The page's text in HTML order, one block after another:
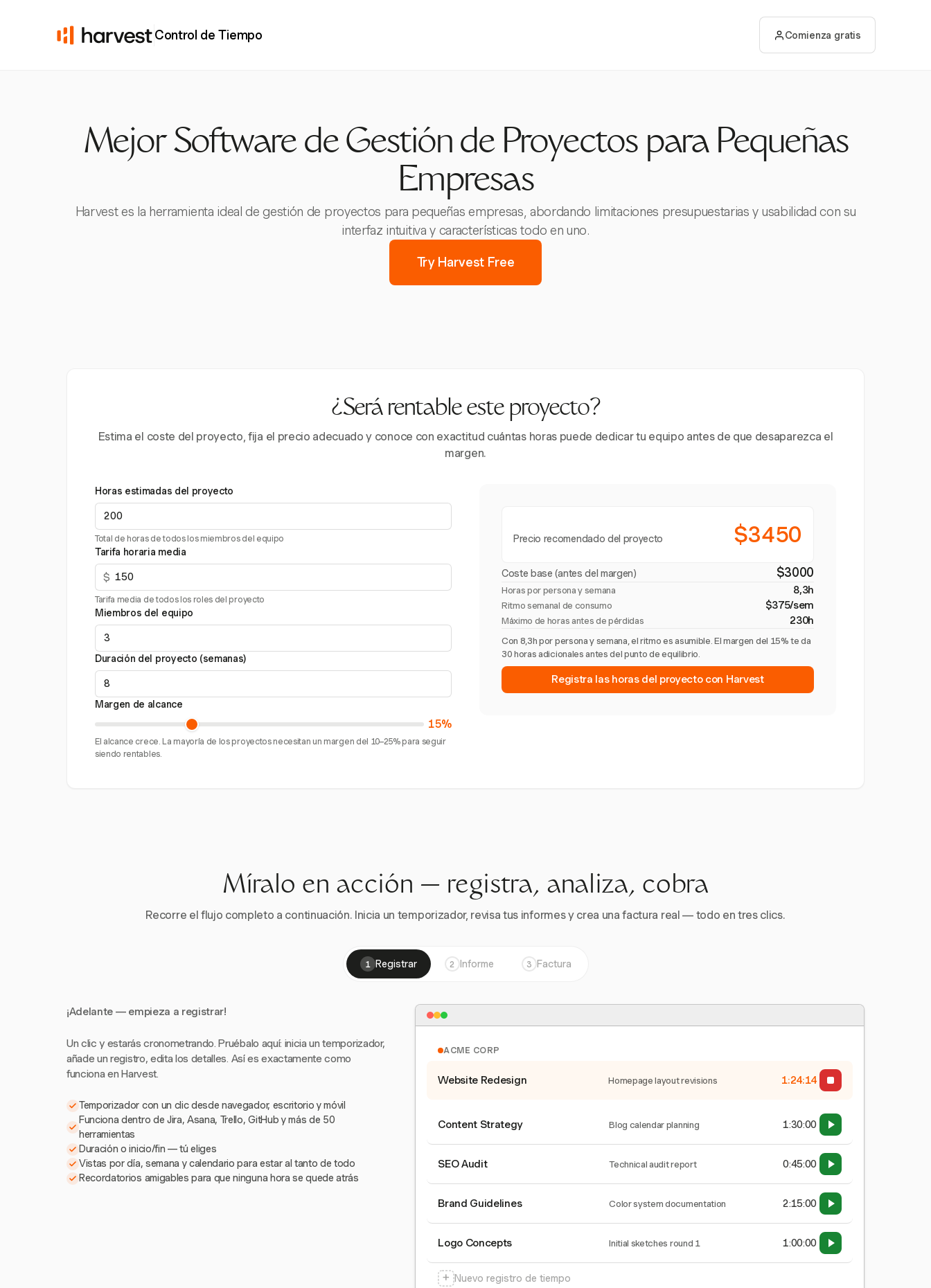
Control de Tiempo Comienza gratis
Mejor Software de Gestión de Proyectos para Pequeñas
Empresas
Harvest es la herramienta ideal de gestión de proyectos para pequeñas empresas, abordando limitaciones presupuestarias y usabilidad con su
interfaz intuitiva y características todo en uno.
Try Harvest Free
¿Será rentable este proyecto?
Estima el coste del proyecto, fija el precio adecuado y conoce con exactitud cuántas horas puede dedicar tu equipo antes de que desaparezca el
margen.
Horas estimadas del proyecto
Total de horas de todos los miembros del equipo
Tarifa horaria media
$
Tarifa media de todos los roles del proyecto
Miembros del equipo
Duración del proyecto (semanas)
Margen de alcance
15%
El alcance crece. La mayoría de los proyectos necesitan un margen del 10–25% para seguir
siendo rentables.
Precio recomendado del proyecto $3450
Coste base (antes del margen) $3000
Horas por persona y semana 8,3h
Ritmo semanal de consumo $375/sem
Máximo de horas antes de pérdidas 230h
Con 8,3h por persona y semana, el ritmo es asumible. El margen del 15% te da
30 horas adicionales antes del punto de equilibrio.
Registra las horas del proyecto con Harvest
Míralo en acción — registra, analiza, cobra
Recorre el flujo completo a continuación. Inicia un temporizador, revisa tus informes y crea una factura real — todo en tres clics.
1 Registrar 2 Informe 3 Factura
¡Adelante — empieza a registrar!
Un clic y estarás cronometrando. Pruébalo aquí: inicia un temporizador,
añade un registro, edita los detalles. Así es exactamente como
funciona en Harvest.
Temporizador con un clic desde navegador, escritorio y móvil
Funciona dentro de Jira, Asana, Trello, GitHub y más de 50
herramientas
Duración o inicio/fin — tú eliges
Vistas por día, semana y calendario para estar al tanto de todo
Recordatorios amigables para que ninguna hora se quede atrás
ACME CORP
Website Redesign Homepage layout revisions 1:24:15
Content Strategy Blog calendar planning 1:30:00
SEO Audit Technical audit report 0:45:00
Brand Guidelines Color system documentation 2:15:00
Logo Concepts Initial sketches round 1 1:00:00
+ Nuevo registro de tiempo